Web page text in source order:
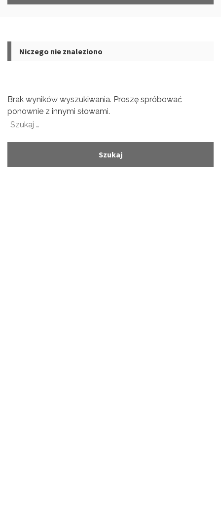
Niczego nie znaleziono
Brak wyników wyszukiwania. Proszę spróbować
ponownie z innymi słowami.
Szukaj: